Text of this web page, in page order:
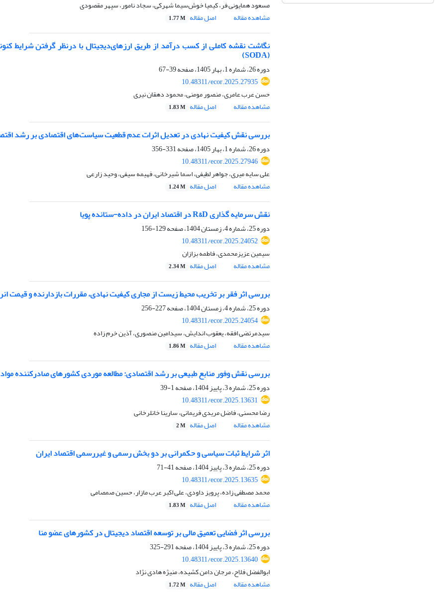
مسعود همایونی فر، کیمیا خوش‌سیما شهرکی، سجاد نامور، سپهر مقصودی
مشاهده مقاله
اصل مقاله 1.77 M
نگاشت‌ نقشه کاملی از کسب درآمد از طریق ارزهای‌دیجیتال با درنظر گرفتن شرایط
(SODA)
دوره 26، شماره 1، بهار 1405، صفحه
39-67
10.48311/ecor.2025.27935
حسن عرب عامری، منصور مومنی، محمود دهقان نیری
مشاهده مقاله
اصل مقاله 1.83 M
بررسی نقش کیفیت نهادی در تعدیل اثرات عدم قطعیت سیاست‌های اقتصادی بر رشد
دوره 26، شماره 1، بهار 1405، صفحه
331-356
10.48311/ecor.2025.27946
علی سایه میری، جواهر لطیفی، اسما شیرخانی، فهیمه سیفی، وحید زارعی
مشاهده مقاله
اصل مقاله 1.24 M
نقش سرمایه ‎گذاری R&D در اقتصاد ایران در داده-ستانده پویا
دوره 25، شماره 4، زمستان 1404، صفحه
129-156
10.48311/ecor.2025.24052
سیمین عزیزمحمدی، فاطمه بزازان
مشاهده مقاله
اصل مقاله 2.34 M
بررسی اثر فقر بر تخریب محیط زیست از مجاری کیفیت نهادی، مقررات بازدارنده و قیمت
دوره 25، شماره 4، زمستان 1404، صفحه
227-256
10.48311/ecor.2025.24054
سیدمرتضی افقه، یعقوب اندایش، سیدامین منصوری، آذین خرم زاده
مشاهده مقاله
اصل مقاله 1.86 M
بررسی نقش وفور منابع طبیعی بر رشد اقتصادی: مطالعه موردی کشورهای صادرکننده
دوره 25، شماره 3، پاییز 1404، صفحه
1-39
10.48311/ecor.2025.13631
رضا محسنی، فاضل مریدی فریمانی، سارینا خانلرخانی
مشاهده مقاله
اصل مقاله 2 M
اثر شرایط ثبات سیاسی و حکمرانی بر دو بخش رسمی و غیررسمی اقتصاد ایران
دوره 25، شماره 3، پاییز 1404، صفحه
41-71
10.48311/ecor.2025.13635
محمد مصطفی زاده، پرویز داودی، علی اکبر عرب مازار، حسین صمصامی
مشاهده مقاله
اصل مقاله 1.83 M
بررسی اثر فضایی تعمیق مالی بر توسعه اقتصاد دیجیتال در کشورهای عضو منا
دوره 25، شماره 3، پاییز 1404، صفحه
291-325
10.48311/ecor.2025.13640
ابوالفضل فلاح، مرجان دامن کشیده، منیژه هادی نژاد
مشاهده مقاله
اصل مقاله 1.72 M